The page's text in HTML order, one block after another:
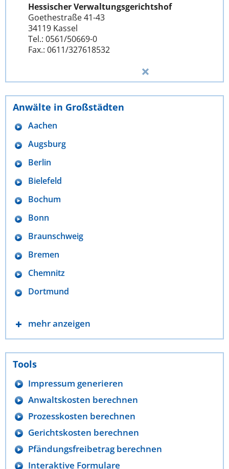
Hessischer Verwaltungsgerichtshof
Goethestraße 41-43
34119 Kassel
Tel.: 0561/50669-0
Fax.: 0611/327618532
Anwälte in Großstädten
Aachen
Augsburg
Berlin
Bielefeld
Bochum
Bonn
Braunschweig
Bremen
Chemnitz
Dortmund
mehr anzeigen
Tools
Impressum generieren
Anwaltskosten berechnen
Prozesskosten berechnen
Gerichtskosten berechnen
Pfändungsfreibetrag berechnen
Interaktive Formulare